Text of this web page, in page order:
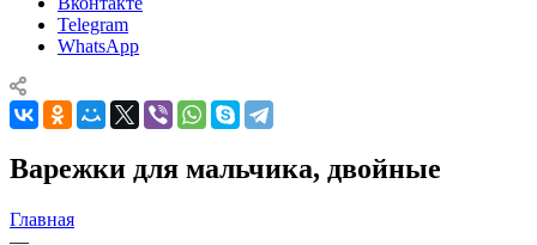
Telegram
WhatsApp
Варежки для мальчика, двойные
Главная
—